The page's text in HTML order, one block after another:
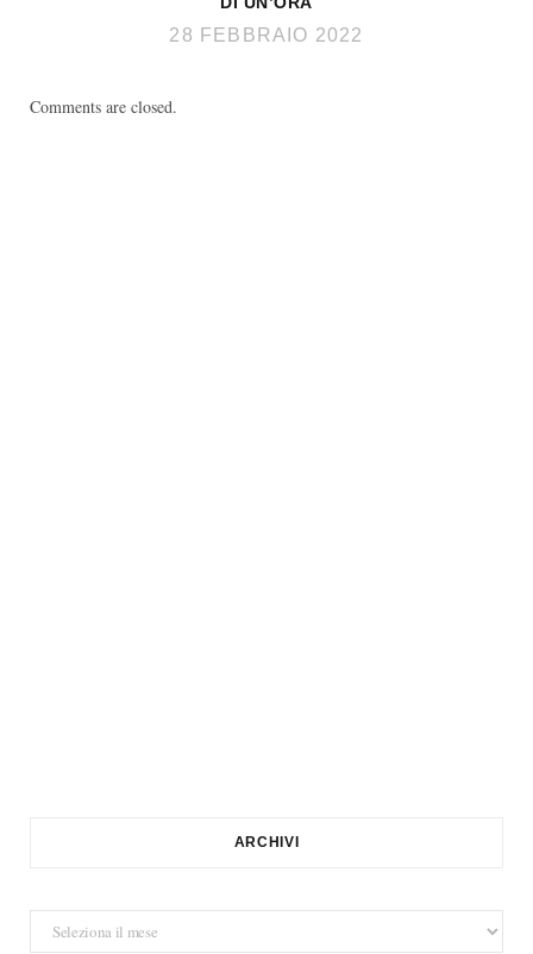
28 FEBBRAIO 2022
Comments are closed.
ARCHIVI
Archivi